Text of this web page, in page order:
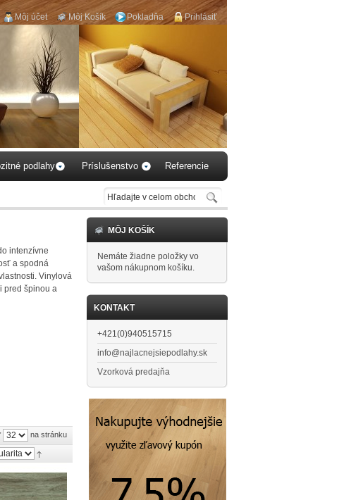
Môj účet Môj Košík Pokladňa Prihlásiť
podlahy Príslušenstvo Referencie
intenzívne
a spodná
Vinylová
pred špinou a
na stránku
MÔJ KOŠÍK
Nemáte žiadne položky vo
vašom nákupnom košíku.
KONTAKT
+421(0)940515715
info@najlacnejsiepodlahy.sk
Vzorková predajňa